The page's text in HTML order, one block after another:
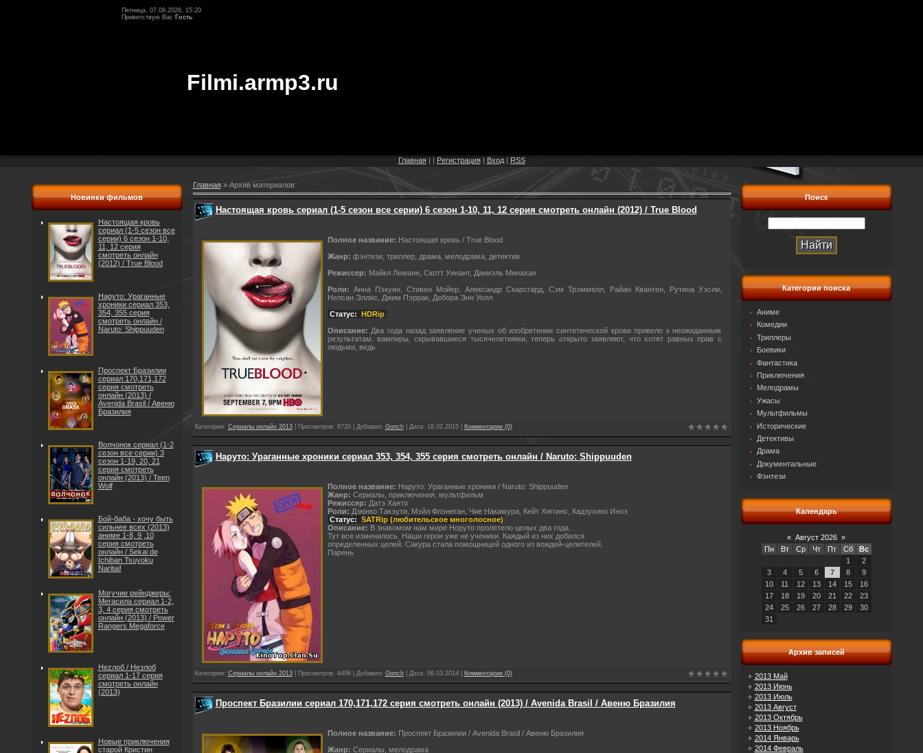
Пятница, 07.08.2026, 15:20
Приветствую Вас Гость
Filmi.armp3.ru
Главная| | Регистрация| Вход| RSS
Новинки фильмов
Настоящая кровь
сериал (1-5 сезон все
серии) 6 сезон 1-10,
11, 12 серия
смотреть онлайн
(2012) / True Blood
Наруто: Ураганные
хроники сериал 353,
354, 355 серия
смотреть онлайн /
Naruto: Shippuuden
Проспект Бразилии
сериал 170,171,172
серия смотреть
онлайн (2013) /
Avenida Brasil / Авеню
Бразилия
Волчонок сериал (1-2
сезон все серии) 3
сезон 1-19, 20, 21
серия смотреть
онлайн (2013) / Teen
Wolf
Бой-баба - хочу быть
сильнее всех (2013)
аниме 1-8, 9 ,10
серия смотреть
онлайн / Sekai de
Ichiban Tsuyoku
Naritai!
Могучие рейнджеры:
Мегасила сериал 1-2,
3, 4 серия смотреть
онлайн (2013) / Power
Rangers Megaforce
Неzлоб / Незлоб
сериал 1-17 серия
смотреть онлайн
(2013)
Новые приключения
старой Кристин
Главная» Архив материалов
Настоящая кровь сериал (1-5 сезон все серии) 6 сезон 1-10, 11, 12 серия смотреть онлайн (2012) / True Blood
Полное название: Настоящая кровь / True Blood
Жанр: фэнтези, триллер, драма, мелодрама, детектив
Режиссер: Майкл Леманн, Скотт Уинант, Даниэль Минахан
Роли: Анна Пэкуин, Стивен Мойер, Александр Скарсгард, Сэм Трэммелл, Райан Квантен, Рутина Уэсли,
Нелсан Эллис, Джим Пэррак, Дебора Энн Уолл
Статус:
HDRip
Описание: Два года назад заявление ученых об изобретении синтетической крови привело к неожиданным
результатам: вампиры, скрывавшиеся тысячелетиями, теперь открыто заявляют, что хотят равных прав с
людьми, ведь
Категория: Сериалы онлайн 2013| Просмотров: 6720 | Добавил: Gonch| Дата: 18.02.2015| Комментарии (0)
Наруто: Ураганные хроники сериал 353, 354, 355 серия смотреть онлайн / Naruto: Shippuuden
Полное название: Наруто: Ураганные хроники / Naruto: Shippuuden
Жанр: Сериалы, приключения, мультфильм
Режиссер: Датэ Хаято
Роли: Дзюнко Такэути, Мэйл Флэнеган, Чие Накамура, Кейт Хиггинс, Кадзухико Иноэ
Статус: SATRip (любительское многолосное)
Описание: В знакомом нам мире Норуто пролетело целых два года.
Тут все изменилось. Наши герои уже не ученики. Каждый из них добился
определенных целей. Сакура стала помощницей одного из вождей-целителей.
Парень
Категория: Сериалы онлайн 2013| Просмотров: 4406 | Добавил: Gonch| Дата: 06.03.2014| Комментарии (0)
Проспект Бразилии сериал 170,171,172 серия смотреть онлайн (2013) / Avenida Brasil / Авеню Бразилия
Полное название: Проспект Бразилии / Avenida Brasil / Авеню Бразилия
Жанр: Сериалы, мелодрама
Поиск
Категории поиска
Аниме
Комедии
Триллеры
Боевики
Фантастика
Приключения
Мелодрамы
Ужасы
Мультфильмы
Исторические
Детективы
Драма
Документальные
Фэнтези
Календарь
« Август 2026 »
Пн
Вт Ср Чт Пт Сб
Вс
1
2
3
4 5 6 7 8
9
10
11 12 13 14 15
16
17
18 19 20 21 22
23
24
25 26 27 28 29
30
31
Архив записей
2013 Май
2013 Июнь
2013 Июль
2013 Август
2013 Октябрь
2013 Ноябрь
2014 Январь
2014 Февраль